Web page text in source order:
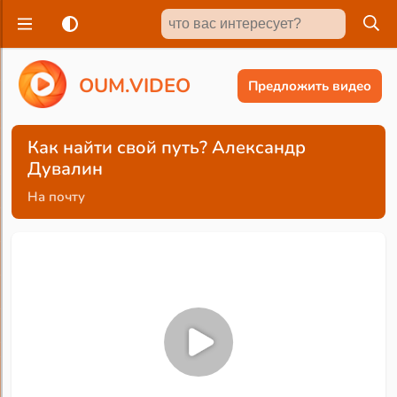
OUM.VIDEO Предложить видео
Как найти свой путь? Александр
Дувалин
На почту